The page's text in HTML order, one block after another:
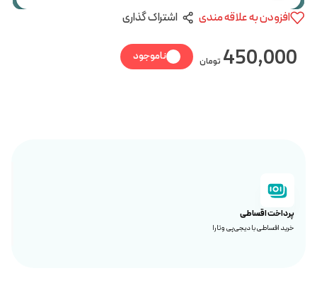
افزودن به علاقه مندی اشتراک گذاری
450,000 تومان ناموجود
پرداخت اقساطی
خرید اقساطی با دیجی‌پی و تارا